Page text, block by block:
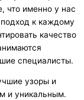
что именно у нас
к каждому
качество
специалисты.
узоры и
и уникальным.